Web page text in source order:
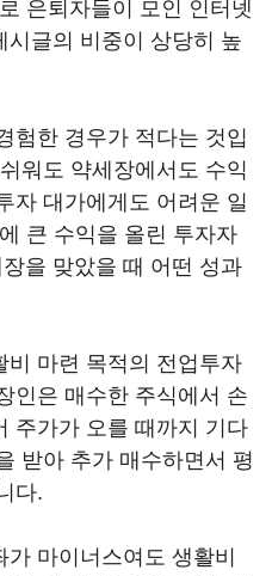
은퇴자들이 모인 인터넷
시글의 비중이 상당히 높
험한 경우가 적다는 것입
워도 약세장에서도 수익
자 대가에게도 어려운 일
큰 수익을 올린 투자자
을 맞았을 때 어떤 성과
비 마련 목적의 전업투자
인은 매수한 주식에서 손
주가가 오를 때까지 기다
받아 추가 매수하면서 평
다.
마이너스여도 생활비